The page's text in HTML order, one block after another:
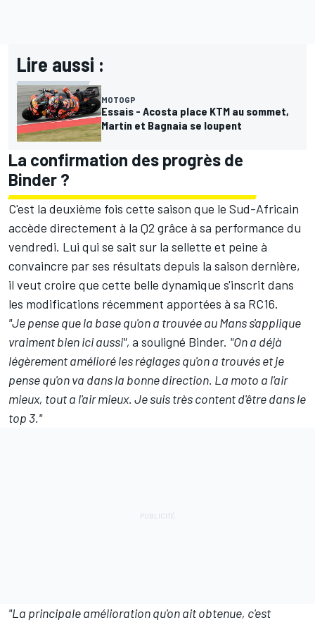
Lire aussi :
MOTOGP
Essais - Acosta place KTM au sommet,
Martín et Bagnaia se loupent
La confirmation des progrès de
Binder ?
C'est la deuxième fois cette saison que le Sud-Africain
accède directement à la Q2 grâce à sa performance du
vendredi. Lui qui se sait sur la sellette et peine à
convaincre par ses résultats depuis la saison dernière,
il veut croire que cette belle dynamique s'inscrit dans
les modifications récemment apportées à sa RC16.
"Je pense que la base qu'on a trouvée au Mans s'applique
vraiment bien ici aussi", a souligné Binder. "On a déjà
légèrement amélioré les réglages qu'on a trouvés et je
pense qu'on va dans la bonne direction. La moto a l'air
mieux, tout a l'air mieux. Je suis très content d'être dans le
top 3."
"La principale amélioration qu'on ait obtenue, c'est